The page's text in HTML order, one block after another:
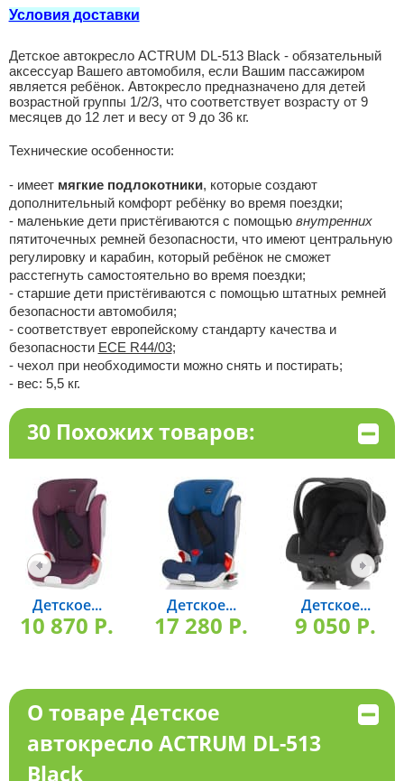
Условия доставки
Детское автокресло ACTRUM DL-513 Black - обязательный
аксессуар Вашего автомобиля, если Вашим пассажиром
является ребёнок. Автокресло предназначено для детей
возрастной группы 1/2/3, что соответствует возрасту от 9
месяцев до 12 лет и весу от 9 до 36 кг.
Технические особенности:
- имеет мягкие подлокотники, которые создают
дополнительный комфорт ребёнку во время поездки;
- маленькие дети пристёгиваются с помощью внутренних
пятиточечных ремней безопасности, что имеют центральную
регулировку и карабин, который ребёнок не сможет
расстегнуть самостоятельно во время поездки;
- старшие дети пристёгиваются с помощью штатных ремней
безопасности автомобиля;
- соответствует европейскому стандарту качества и
безопасности ЕСЕ R44/03;
- чехол при необходимости можно снять и постирать;
- вес: 5,5 кг.
30 Похожих товаров:
Детское...
10 870 P.
Детское...
17 280 P.
Детское...
9 050 P.
О товаре Детское
автокресло ACTRUM DL-513
Black